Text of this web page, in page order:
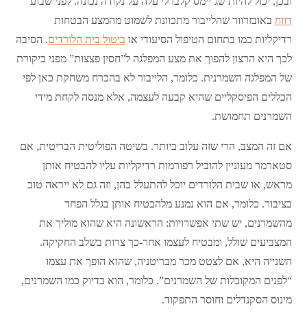
דווח באובזרוור שהלייבור מתכוונת לשמוט מהמצע הבטחות
רדיקליות כמו בתחום הטיפול הסיעודי או ביטול בית הלורדים. הסיבה
לכך היא הרצון להפוך את מצע המפלגה ל”חסין פצצות” מפני ביקורת
של המפלגה השמרנית. כלומר, הלייבור לא בהכרח משחקת כאן לפי
הכללים הפיסקליים שהיא קבעה לעצמה, אלא מנסה לקחת מידי
השמרנים תחמושת.
אם זה המצב, הרי שזה עלוב ביותר. בשיטה הפוליטית הבריטית, אם
סטארמר מעוניין להוביל רפורמות רדיקליות עליו להבטיח אותן
מראש, או שבית הלורדים יוכל להתעלל בהן, וזה גם לא ייראה טוב
בציבור. כלומר, אם הוא נמנע מלהבטיח אותן בגלל הפחד
מהשמרנים, יש שתי אפשרויות: הראשונה היא שהוא מוליך את
המצביעים שולל, ומבטיח לעצמו אחר-כך צרות בשלב החקיקה.
השנייה היא, אם לצטט מכר מבריטניה, שהוא הופך את עצמו
“לפנים המקובלות של השמרנים”. כלומר, הוא בדיוק כמו השמרנים,
מינוס הסקנדלים וחוסר התפקוד.